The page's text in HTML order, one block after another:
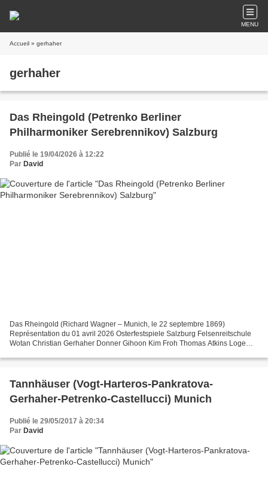
MENU
Accueil » gerhaher
gerhaher
Das Rheingold (Petrenko Berliner
Philharmoniker Serebrennikov) Salzburg
Publié le 19/04/2026 à 12:22
Par David
Das Rheingold (Richard Wagner – Munich, le 22 septembre 1869)
Représentation du 01 avril 2026 Osterfestspiele Salzburg Felsenreitschule
Wotan Christian Gerhaher Donner Gihoon Kim Froh Thomas Atkins Loge
Tannhäuser (Vogt-Harteros-Pankratova-
Gerhaher-Petrenko-Castellucci) Munich
Publié le 29/05/2017 à 20:34
Par David